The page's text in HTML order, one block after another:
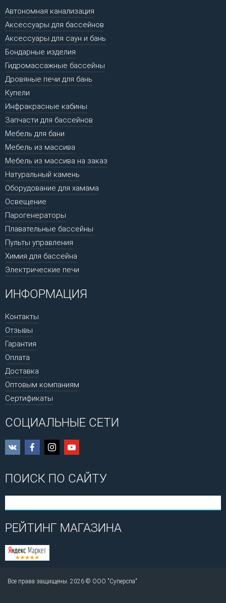
Автономная канализация
Аксессуары для бассейнов
Аксессуары для саун и бань
Бондарные изделия
Гидромассажные бассейны
Дровяные печи для бань
Купели
Инфракрасные кабины
Запчасти для бассейнов
Мебель для бани
Мебель из массива
Мебель из массива на заказ
Натуральный камень
Оборудование для хамама
Освещение
Парогенераторы
Плавательные бассейны
Пульты управления
Химия для бассейна
Электрические печи
ИНФОРМАЦИЯ
Контакты
Отзывы
Гарантия
Оплата
Доставка
Оптовым компаниям
Сертификаты
СОЦИАЛЬНЫЕ СЕТИ
ПОИСК ПО САЙТУ
РЕЙТИНГ МАГАЗИНА
Все права защищены. 2026 © ООО "Суперспа"